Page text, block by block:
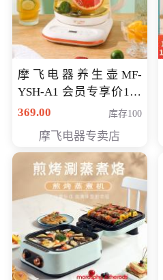
摩飞电器养生壶MF-
YSH-A1 会员专享价198
元
369.00 库存100
摩飞电器专卖店